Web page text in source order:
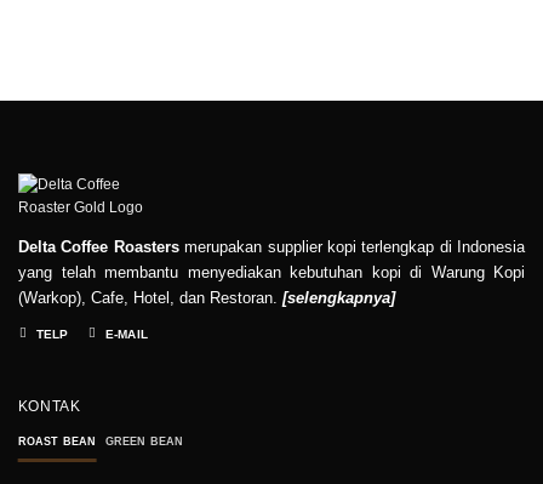
Delta Coffee Roastersmerupakan supplier kopi terlengkap di Indonesia
yang telah membantu menyediakan kebutuhan kopi di Warung Kopi
(Warkop), Cafe, Hotel, dan Restoran. [selengkapnya]
TELP E-MAIL
KONTAK
ROAST BEAN GREEN BEAN